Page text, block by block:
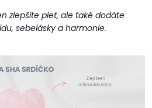
zlepšíte pleť, ale také dodáte
sebelásky a harmonie.